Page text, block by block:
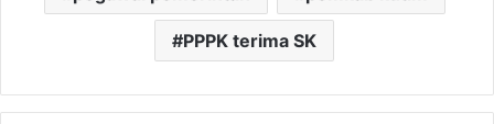
PPPK terima SK